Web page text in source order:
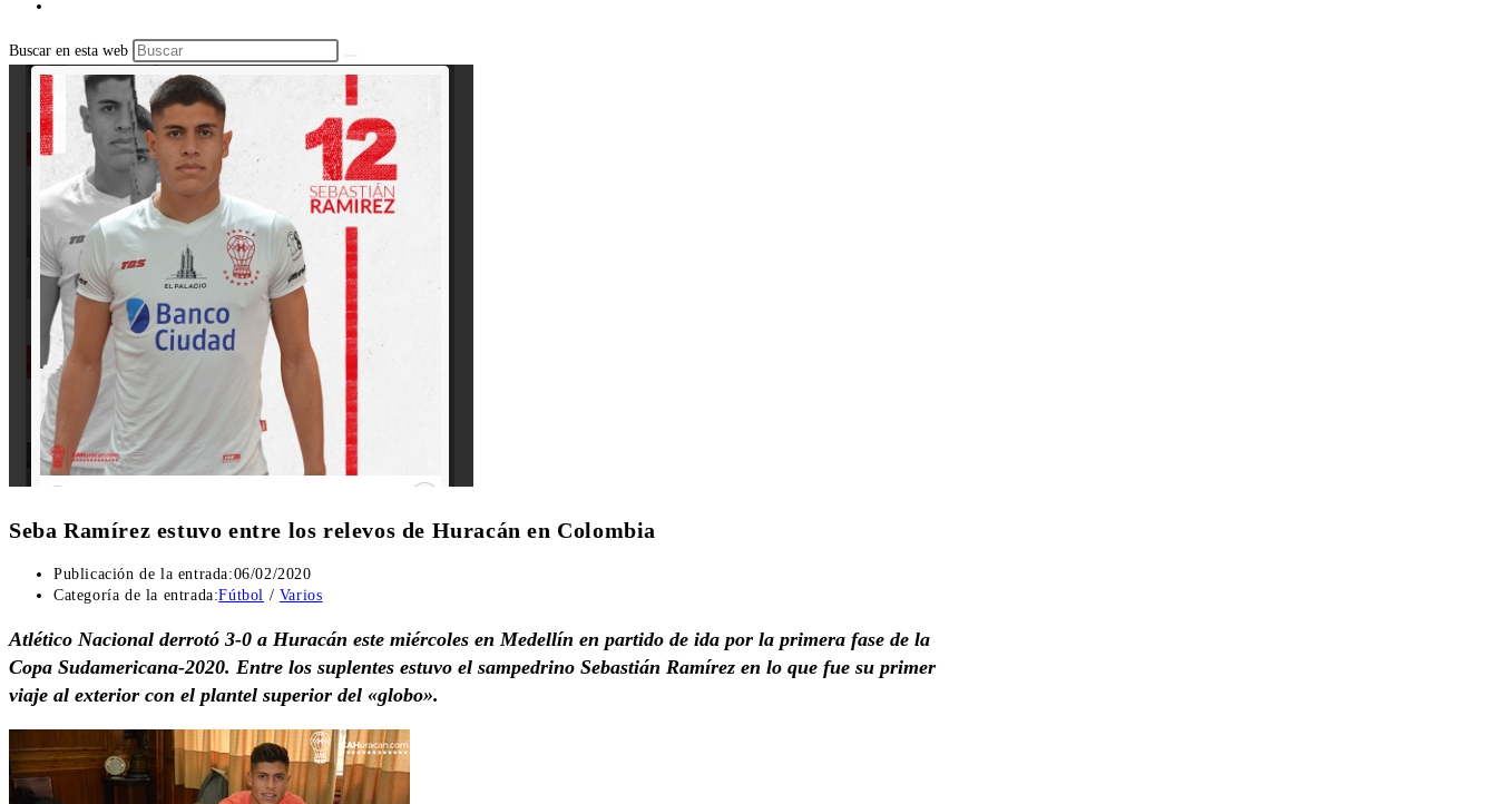
Buscar en esta web
Seba Ramírez estuvo entre los relevos de Huracán en Colombia
Publicación de la entrada:06/02/2020
Categoría de la entrada:Fútbol / Varios
Atlético Nacional derrotó 3-0 a Huracán este miércoles en Medellín en partido de ida por la primera fase de la
Copa Sudamericana-2020. Entre los suplentes estuvo el sampedrino Sebastián Ramírez en lo que fue su primer
viaje al exterior con el plantel superior del «globo».